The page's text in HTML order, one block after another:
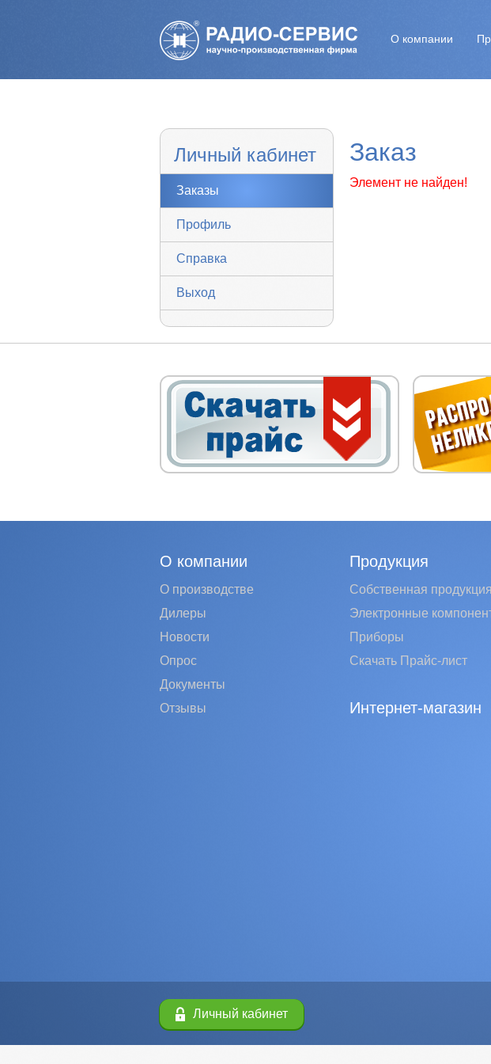
О компании
Личный кабинет
Заказы
Профиль
Справка
Выход
Заказ
Элемент не найден!
О компании
О производстве
Дилеры
Новости
Опрос
Документы
Отзывы
Продукция
Собственная продукция
Электронные
Приборы
Скачать Прайс-лист
Интернет-магазин
Личный кабинет